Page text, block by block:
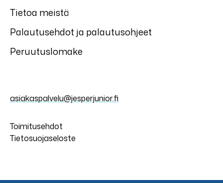
Tietoa meistä
Palautusehdot ja palautusohjeet
Peruutuslomake
asiakaspalvelu@jesperjunior.fi
Toimitusehdot
Tietosuojaseloste